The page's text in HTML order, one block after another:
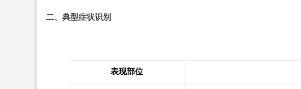
二、典型症状识别
表现部位